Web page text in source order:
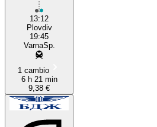
13:12
Plovdiv
19:45
VarnaSp.
1 cambio
6 h 21 min
9,38 €